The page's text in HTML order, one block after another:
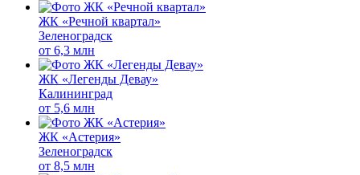
ЖК «Речной квартал»
Зеленоградск
от 6,3 млн
ЖК «Легенды Девау»
Калининград
от 5,6 млн
ЖК «Астерия»
Зеленоградск
от 8,5 млн